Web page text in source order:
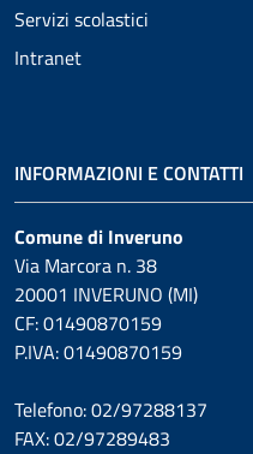
Servizi scolastici
Intranet
INFORMAZIONI E CONTATTI
Comune di Inveruno
Via Marcora n. 38
20001 INVERUNO (MI)
CF: 01490870159
P.IVA: 01490870159
Telefono: 02/97288137
FAX: 02/97289483